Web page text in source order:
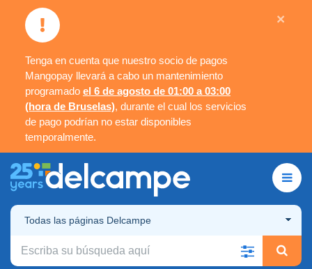
Tenga en cuenta que nuestro socio de pagos
Mangopay llevará a cabo un mantenimiento
programado el 6 de agosto de 01:00 a 03:00
(hora de Bruselas), durante el cual los servicios
de pago podrían no estar disponibles
temporalmente.
×
Todas las páginas Delcampe